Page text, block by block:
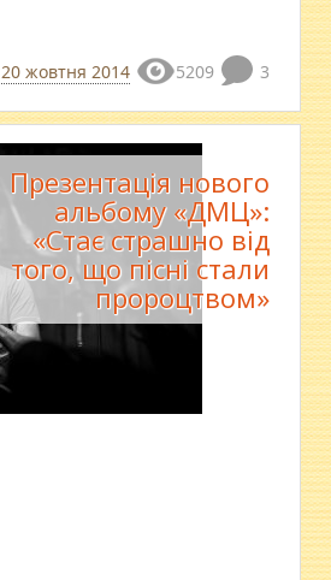
20 жовтня 2014 5209 3
Презентація нового
альбому «ДМЦ»:
«Стає страшно від
того, що пісні стали
пророцтвом»